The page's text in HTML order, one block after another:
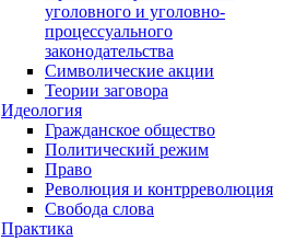
уголовного и уголовно-
процессуального
законодательства
Символические акции
Теории заговора
Идеология
Гражданское общество
Политический режим
Право
Революция и контрреволюция
Свобода слова
Практика